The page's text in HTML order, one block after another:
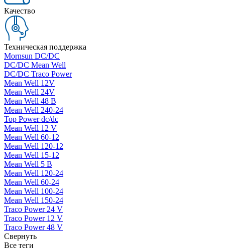
Качество
Техническая поддержка
Mornsun DC/DC
DC/DC Mean Well
DC/DC Traco Power
Mean Well 12V
Mean Well 24V
Mean Well 48 В
Mean Well 240-24
Top Power dc/dc
Mean Well 12 V
Mean Well 60-12
Mean Well 120-12
Mean Well 15-12
Mean Well 5 В
Mean Well 120-24
Mean Well 60-24
Mean Well 100-24
Mean Well 150-24
Traco Power 24 V
Traco Power 12 V
Traco Power 48 V
Свернуть
Все теги